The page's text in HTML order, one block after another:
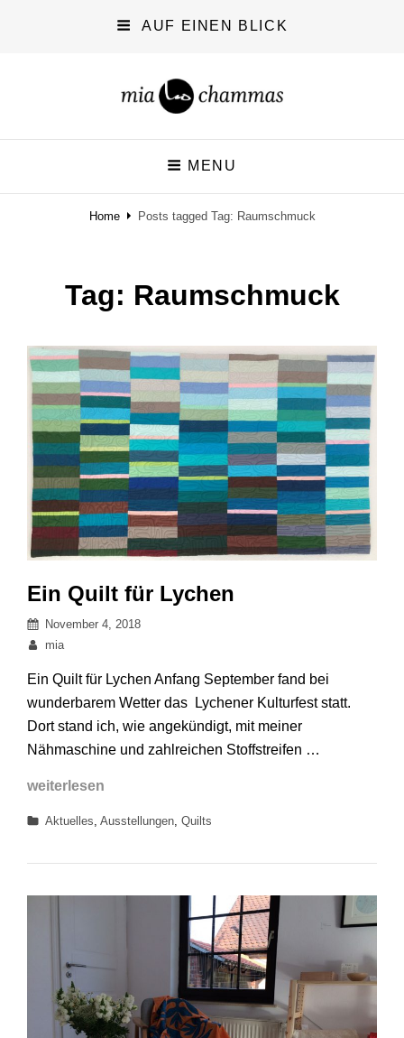
AUF EINEN BLICK
miachammas
exploring pattern MENU
Home Posts tagged Tag: Raumschmuck
Tag: Raumschmuck
Ein Quilt für Lychen
Posted
on
November 4, 2018
By
mia
Ein Quilt für Lychen Anfang September fand bei
wunderbarem Wetter das Lychener Kulturfest statt.
Dort stand ich, wie angekündigt, mit meiner
Nähmaschine und zahlreichen Stoffstreifen …
weiterlesen
Categories
Aktuelles, Ausstellungen, Quilts